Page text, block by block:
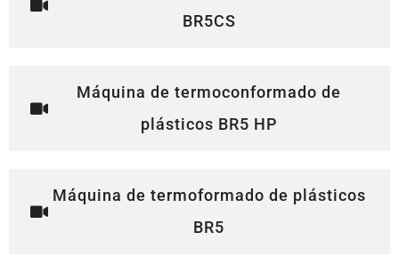
BR5CS
Máquina de termoconformado de
plásticos BR5 HP
Máquina de termoformado de plásticos
BR5